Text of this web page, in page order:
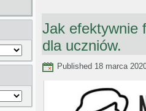
Jak efektywnie
dla uczniów.
Published 18 marca